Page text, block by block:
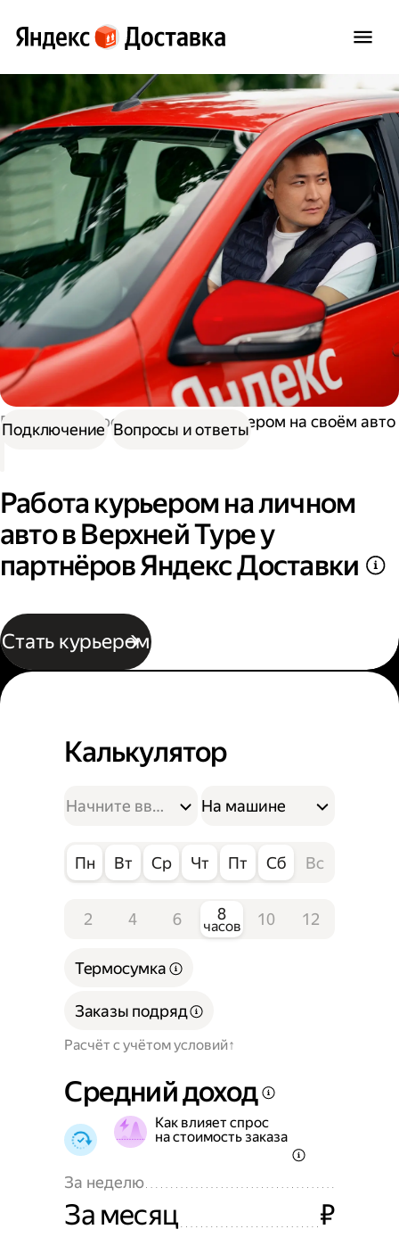
Работа курьером Работа курьером на своём авто
Работа курьером на личном
авто в Верхней Туре у
партнёров Яндекс Доставки
Стать курьером
Подключение Вопросы и ответы
Калькулятор
На машине
Пн Вт Ср Чт Пт Сб Вс
2 4 6 8
часов 10 12
Расчёт с учётом условий
Термосумка
Заказы подряд
Средний доход
Как влияет спрос
на стоимость заказа
За неделю
За месяц ₽